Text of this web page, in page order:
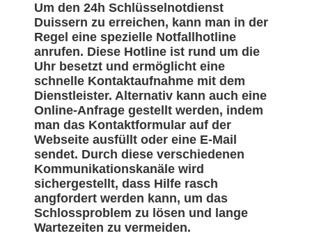
Um den 24h Schlüsselnotdienst
Duissern zu erreichen, kann man in der
Regel eine spezielle Notfallhotline
anrufen. Diese Hotline ist rund um die
Uhr besetzt und ermöglicht eine
schnelle Kontaktaufnahme mit dem
Dienstleister. Alternativ kann auch eine
Online-Anfrage gestellt werden, indem
man das Kontaktformular auf der
Webseite ausfüllt oder eine E-Mail
sendet. Durch diese verschiedenen
Kommunikationskanäle wird
sichergestellt, dass Hilfe rasch
angfordert werden kann, um das
Schlossproblem zu lösen und lange
Wartezeiten zu vermeiden.